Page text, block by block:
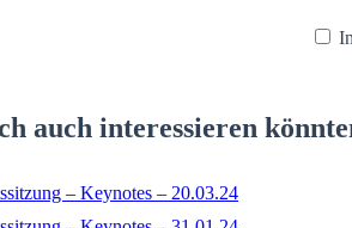
auch interessieren
– Keynotes – 20.03.24